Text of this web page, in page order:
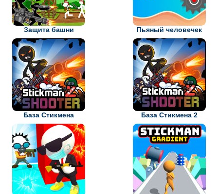
Защита башни Пьяный человечек
База Стикмена База Стикмена 2